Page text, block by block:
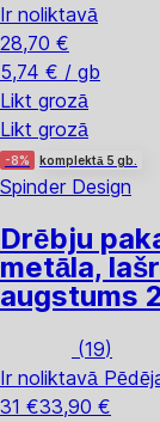
Ir noliktavā
28,70 €
5,74 € / gb
Likt grozā
Likt grozā
-8% komplektā 5 gb.
Spinder Design
Drēbju
metāla,
augstums
(19)
Ir noliktavā
31 €33,90 €